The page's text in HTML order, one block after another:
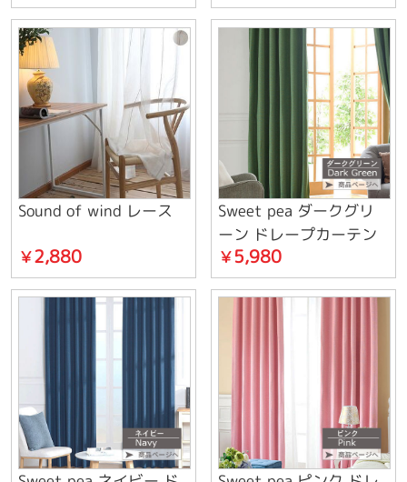
Sound of wind レース
￥2,880
Sweet pea ダークグリ
ーン ドレープカーテン
￥5,980